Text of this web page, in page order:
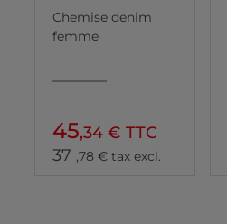
Chemise denim
femme
45,34 € TTC
37 ,78 € tax excl.